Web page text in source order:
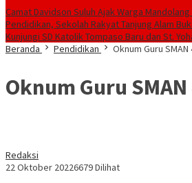
Camat Davidson Suluh Ajak Warga
Pendidikan, Sekolah Rakyat Tanjung Alam
Kunjungi SD Katolik Tompaso Baru dan St.
Beranda
Pendidikan Oknum Guru
Oknum Guru
Redaksi
22 Oktober 20226679 Dilihat